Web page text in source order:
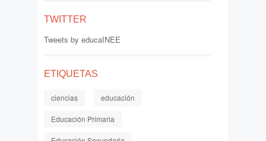
TWITTER
Tweets by educaINEE
ETIQUETAS
ciencias educación
Educación Primaria